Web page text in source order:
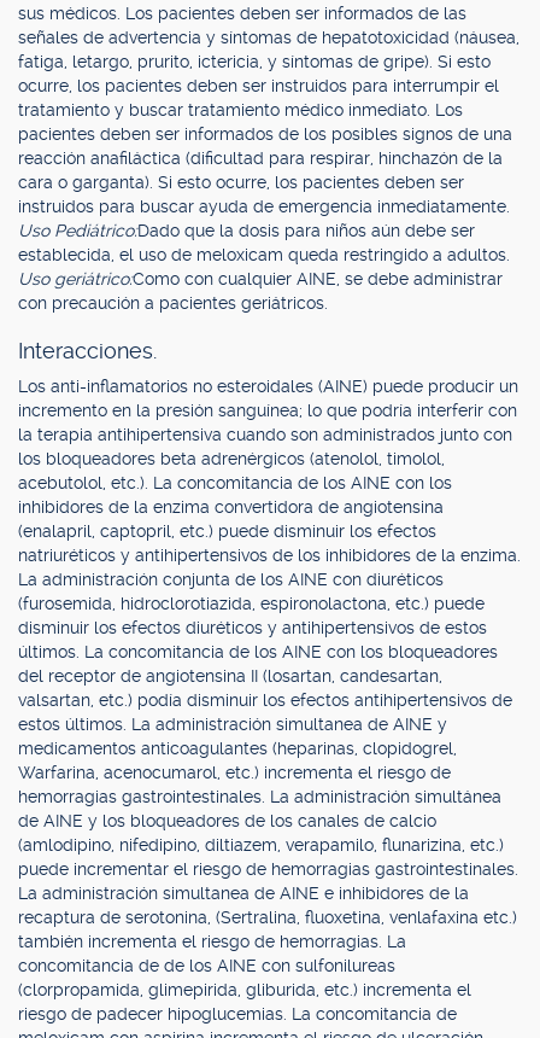
sus médicos. Los pacientes deben ser informados de las
señales de advertencia y síntomas de hepatotoxicidad (náusea,
fatiga, letargo, prurito, ictericia, y síntomas de gripe). Si esto
ocurre, los pacientes deben ser instruidos para interrumpir el
tratamiento y buscar tratamiento médico inmediato. Los
pacientes deben ser informados de los posibles signos de una
reacción anafiláctica (dificultad para respirar, hinchazón de la
cara o garganta). Si esto ocurre, los pacientes deben ser
instruidos para buscar ayuda de emergencia inmediatamente.
Uso Pediátrico:Dado que la dosis para niños aún debe ser
establecida, el uso de meloxicam queda restringido a adultos.
Uso geriátrico:Como con cualquier AINE, se debe administrar
con precaución a pacientes geriátricos.
Interacciones.
Los anti-inflamatorios no esteroidales (AINE) puede producir un
incremento en la presión sanguínea; lo que podría interferir con
la terapia antihipertensiva cuando son administrados junto con
los bloqueadores beta adrenérgicos (atenolol, timolol,
acebutolol, etc.). La concomitancia de los AINE con los
inhibidores de la enzima convertidora de angiotensina
(enalapril, captopril, etc.) puede disminuir los efectos
natriuréticos y antihipertensivos de los inhibidores de la enzima.
La administración conjunta de los AINE con diuréticos
(furosemida, hidroclorotiazida, espironolactona, etc.) puede
disminuir los efectos diuréticos y antihipertensivos de estos
últimos. La concomitancia de los AINE con los bloqueadores
del receptor de angiotensina II (losartan, candesartan,
valsartan, etc.) podía disminuir los efectos antihipertensivos de
estos últimos. La administración simultanea de AINE y
medicamentos anticoagulantes (heparinas, clopidogrel,
Warfarina, acenocumarol, etc.) incrementa el riesgo de
hemorragias gastrointestinales. La administración simultánea
de AINE y los bloqueadores de los canales de calcio
(amlodipino, nifedipino, diltiazem, verapamilo, flunarizina, etc.)
puede incrementar el riesgo de hemorragias gastrointestinales.
La administración simultanea de AINE e inhibidores de la
recaptura de serotonina, (Sertralina, fluoxetina, venlafaxina etc.)
también incrementa el riesgo de hemorragias. La
concomitancia de de los AINE con sulfonilureas
(clorpropamida, glimepirida, gliburida, etc.) incrementa el
riesgo de padecer hipoglucemias. La concomitancia de